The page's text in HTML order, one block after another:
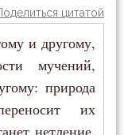
цитатой
и другому,
мучений,
природа
их